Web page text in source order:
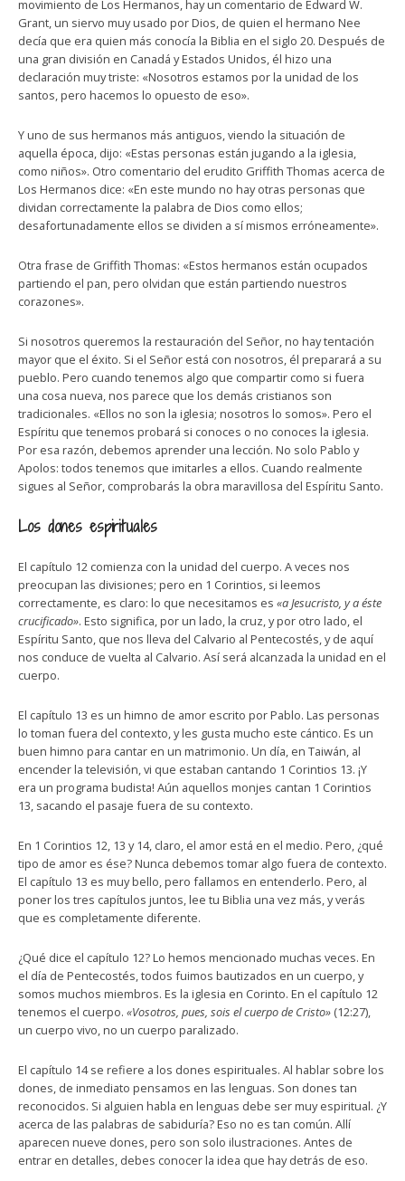
movimiento de Los Hermanos, hay un comentario de Edward W.
Grant, un siervo muy usado por Dios, de quien el hermano Nee
decía que era quien más conocía la Biblia en el siglo 20. Después de
una gran división en Canadá y Estados Unidos, él hizo una
declaración muy triste: «Nosotros estamos por la unidad de los
santos, pero hacemos lo opuesto de eso».
Y uno de sus hermanos más antiguos, viendo la situación de
aquella época, dijo: «Estas personas están jugando a la iglesia,
como niños». Otro comentario del erudito Griffith Thomas acerca de
Los Hermanos dice: «En este mundo no hay otras personas que
dividan correctamente la palabra de Dios como ellos;
desafortunadamente ellos se dividen a sí mismos erróneamente».
Otra frase de Griffith Thomas: «Estos hermanos están ocupados
partiendo el pan, pero olvidan que están partiendo nuestros
corazones».
Si nosotros queremos la restauración del Señor, no hay tentación
mayor que el éxito. Si el Señor está con nosotros, él preparará a su
pueblo. Pero cuando tenemos algo que compartir como si fuera
una cosa nueva, nos parece que los demás cristianos son
tradicionales. «Ellos no son la iglesia; nosotros lo somos». Pero el
Espíritu que tenemos probará si conoces o no conoces la iglesia.
Por esa razón, debemos aprender una lección. No solo Pablo y
Apolos: todos tenemos que imitarles a ellos. Cuando realmente
sigues al Señor, comprobarás la obra maravillosa del Espíritu Santo.
Los dones espirituales
El capítulo 12 comienza con la unidad del cuerpo. A veces nos
preocupan las divisiones; pero en 1 Corintios, si leemos
correctamente, es claro: lo que necesitamos es «a Jesucristo, y a éste
crucificado». Esto significa, por un lado, la cruz, y por otro lado, el
Espíritu Santo, que nos lleva del Calvario al Pentecostés, y de aquí
nos conduce de vuelta al Calvario. Así será alcanzada la unidad en el
cuerpo.
El capítulo 13 es un himno de amor escrito por Pablo. Las personas
lo toman fuera del contexto, y les gusta mucho este cántico. Es un
buen himno para cantar en un matrimonio. Un día, en Taiwán, al
encender la televisión, vi que estaban cantando 1 Corintios 13. ¡Y
era un programa budista! Aún aquellos monjes cantan 1 Corintios
13, sacando el pasaje fuera de su contexto.
En 1 Corintios 12, 13 y 14, claro, el amor está en el medio. Pero, ¿qué
tipo de amor es ése? Nunca debemos tomar algo fuera de contexto.
El capítulo 13 es muy bello, pero fallamos en entenderlo. Pero, al
poner los tres capítulos juntos, lee tu Biblia una vez más, y verás
que es completamente diferente.
¿Qué dice el capítulo 12? Lo hemos mencionado muchas veces. En
el día de Pentecostés, todos fuimos bautizados en un cuerpo, y
somos muchos miembros. Es la iglesia en Corinto. En el capítulo 12
tenemos el cuerpo. «Vosotros, pues, sois el cuerpo de Cristo» (12:27),
un cuerpo vivo, no un cuerpo paralizado.
El capítulo 14 se refiere a los dones espirituales. Al hablar sobre los
dones, de inmediato pensamos en las lenguas. Son dones tan
reconocidos. Si alguien habla en lenguas debe ser muy espiritual. ¿Y
acerca de las palabras de sabiduría? Eso no es tan común. Allí
aparecen nueve dones, pero son solo ilustraciones. Antes de
entrar en detalles, debes conocer la idea que hay detrás de eso.